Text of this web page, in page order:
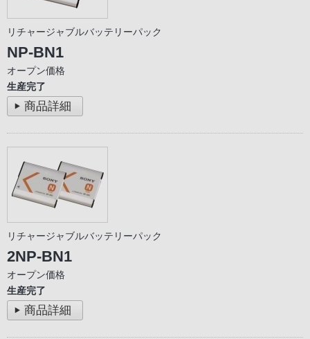
リチャージャブルバッテリーパック
NP-BN1
オープン価格
生産完了
商品詳細
リチャージャブルバッテリーパック
2NP-BN1
オープン価格
生産完了
商品詳細